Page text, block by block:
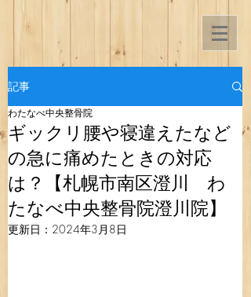
記事
ギックリ腰や寝違えたなど
の急に痛めたときの対応
は？【札幌市南区澄川 わ
たなべ中央整骨院澄川院】
わたなべ中央整骨院
更新日： 2024年3月8日